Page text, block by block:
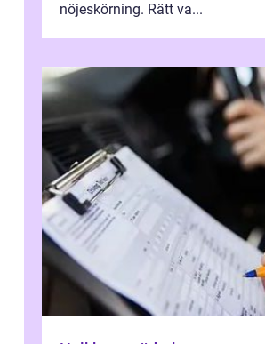
nöjeskörning. Rätt va...